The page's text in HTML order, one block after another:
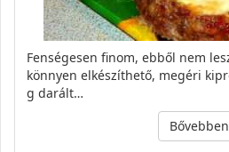
Fenségesen finom, ebből nem
könnyen elkészíthető, megéri
g darált…
Bővebben